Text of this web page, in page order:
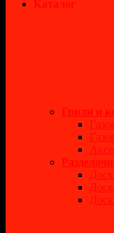
Каталог
Грили и